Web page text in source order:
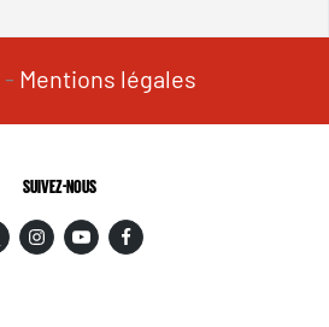
- Mentions légales
SUIVEZ-NOUS